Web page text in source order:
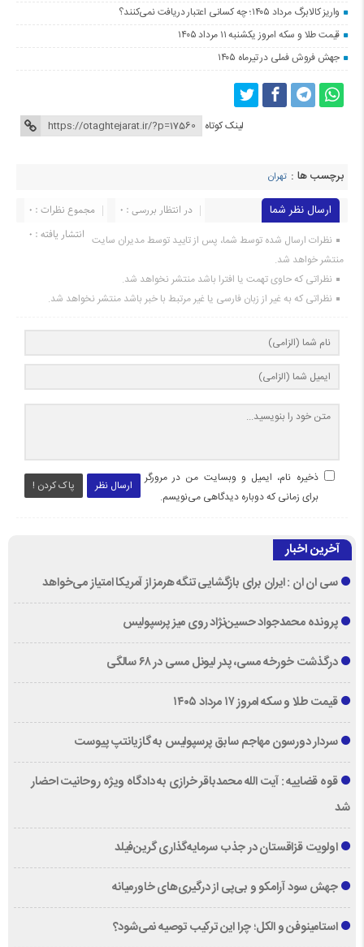
واریز کالابرگ مرداد ۱۴۰۵؛ چه کسانی اعتبار دریافت نمی‌کنند؟
قیمت طلا و سکه امروز یکشنبه ۱۱ مرداد ۱۴۰۵
جهش فروش فملی در تیرماه ۱۴۰۵
لینک کوتاه
برچسب ها : تهران
ارسال نظر شما مجموع نظرات : 0
در انتظار بررسی : 0
انتشار یافته : 0 نظرات ارسال شده توسط شما، پس از تایید توسط مدیران سایت
منتشر خواهد شد.
نظراتی که حاوی تهمت یا افترا باشد منتشر نخواهد شد.
نظراتی که به غیر از زبان فارسی یا غیر مرتبط با خبر باشد منتشر نخواهد شد.
ارسال نظر پاک کردن !
ذخیره نام، ایمیل و وبسایت من در مرورگر
برای زمانی که دوباره دیدگاهی می‌نویسم.
آخرین اخبار
سی ان ان : ایران برای بازگشایی تنگه هرمز از آمریکا امتیاز می‌خواهد
پرونده محمدجواد حسین‌نژاد روی میز پرسپولیس
درگذشت خورخه مسی، پدر لیونل مسی در ۶۸ سالگی
قیمت طلا و سکه امروز ۱۷ مرداد ۱۴۰۵
سردار دورسون مهاجم سابق پرسپولیس به گازیانتپ پیوست
قوه قضاییه : آیت الله محمدباقر خرازی به دادگاه ویژه روحانیت احضار
شد
اولویت قزاقستان در جذب سرمایه‌گذاری گرین‌فیلد
جهش سود آرامکو و بی‌پی از درگیری‌های خاورمیانه
استامینوفن و الکل؛ چرا این ترکیب توصیه نمی‌شود؟